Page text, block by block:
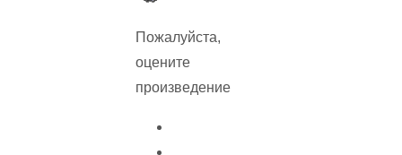
Пожалуйста,
оцените
произведение